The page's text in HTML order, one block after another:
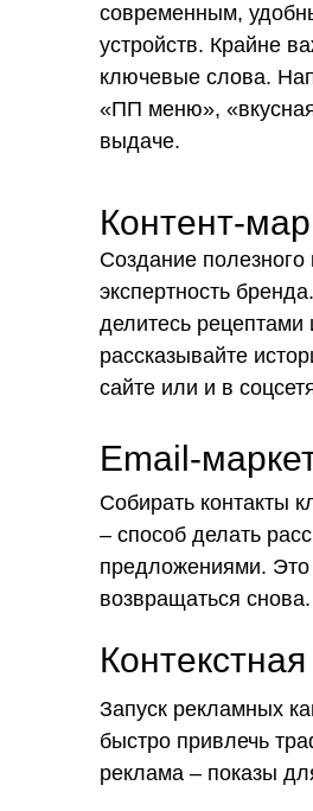
Запуск рекламных
быстро привлечь
реклама – показы
Собирать контакты
– способ делать
предложениями. Это
возвращаться снова.
Email-
Создание полезного
экспертность
делитесь
рассказывайте
сайте или и в
Контент-
современным,
устройств. Крайне
ключевые слова.
«ПП меню»,
выдаче.
Заказать звонок специалиста по
Оставьте заявку
сейчас и успейте
кафе ПЭПЭ к сезону
лето’ 2025